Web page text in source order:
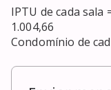
IPTU de cada sala
1.004,66
Condomínio de cad